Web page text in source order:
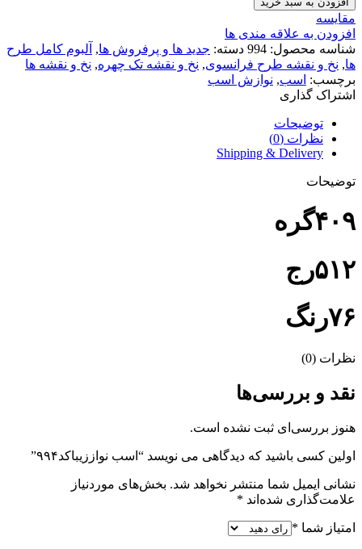
مقایسه
افزودن به علاقه مندی ها
شناسه محصول: 994 دسته: جدید ها و پرفروش ها, آلبوم کامل طرح
ها, نخ و نقشه طرح فرانسوی, نخ و نقشه تک چهره, نخ و نقشه ها
برچسب: اسب, نوازش اسب
اشتراک گذاری
توضیحات
نظرات (0)
Shipping & Delivery
توضیحات
۴۰۹گره
۵۱۲رج
۷۶رنگ
نظرات (0)
نقد و بررسی‌ها
هنوز بررسی‌ای ثبت نشده است.
اولین کسی باشید که دیدگاهی می نویسد “اسب نواززیباکد۹۹۴”
نشانی ایمیل شما منتشر نخواهد شد. بخش‌های موردنیاز
علامت‌گذاری شده‌اند *
امتیاز شما *